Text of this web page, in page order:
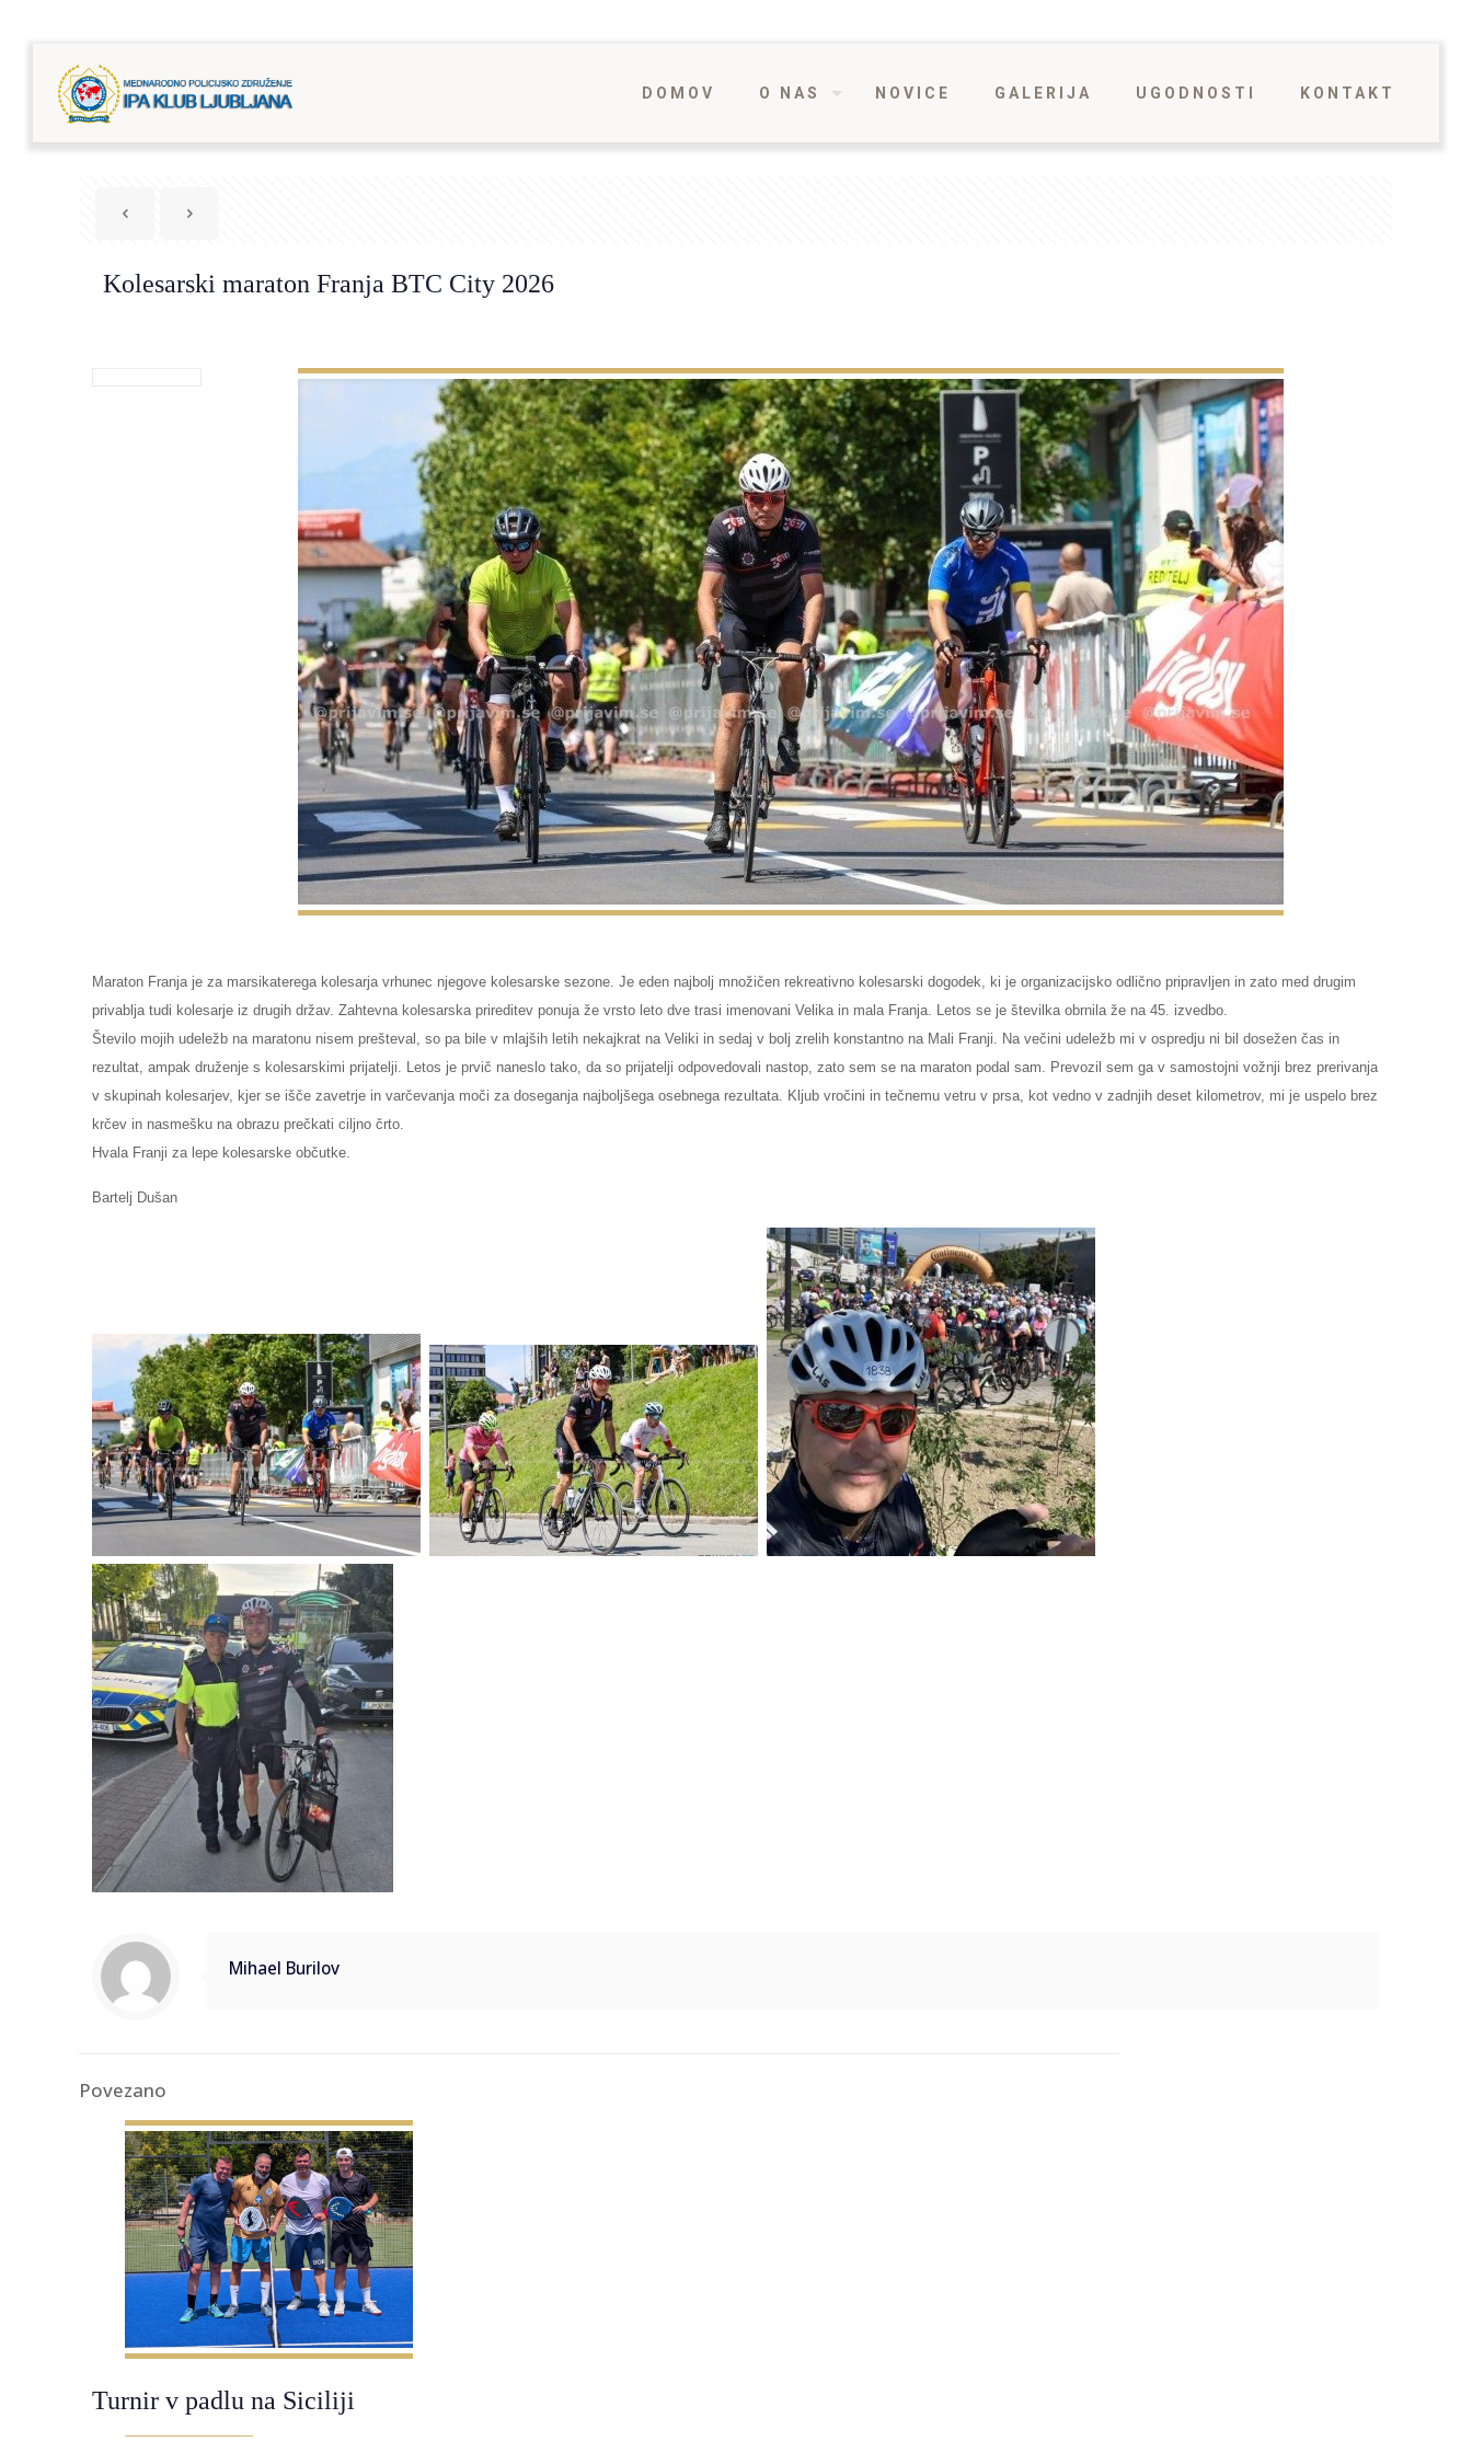
DOMOV O NAS NOVICE GALERIJA UGODNOSTI KONTAKT
Kolesarski maraton Franja BTC City 2026
Maraton Franja je za marsikaterega kolesarja vrhunec njegove kolesarske sezone. Je eden najbolj množičen rekreativno kolesarski dogodek, ki je organizacijsko odlično pripravljen in zato med drugim
privablja tudi kolesarje iz drugih držav. Zahtevna kolesarska prireditev ponuja že vrsto leto dve trasi imenovani Velika in mala Franja. Letos se je številka obrnila že na 45. izvedbo.
Število mojih udeležb na maratonu nisem prešteval, so pa bile v mlajših letih nekajkrat na Veliki in sedaj v bolj zrelih konstantno na Mali Franji. Na večini udeležb mi v ospredju ni bil dosežen čas in
rezultat, ampak druženje s kolesarskimi prijatelji. Letos je prvič naneslo tako, da so prijatelji odpovedovali nastop, zato sem se na maraton podal sam. Prevozil sem ga v samostojni vožnji brez prerivanja
v skupinah kolesarjev, kjer se išče zavetrje in varčevanja moči za doseganja najboljšega osebnega rezultata. Kljub vročini in tečnemu vetru v prsa, kot vedno v zadnjih deset kilometrov, mi je uspelo brez
krčev in nasmešku na obrazu prečkati ciljno črto.
Hvala Franji za lepe kolesarske občutke.
Bartelj Dušan
Mihael Burilov
Povezano
Turnir v padlu na Siciliji